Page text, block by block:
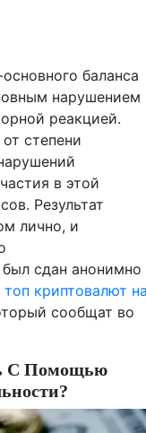
баланса
нарушением
реакцией.
степени
в этой
Результат
лично, и
сдан анонимно
топ криптовалют
сообщат во
С Помощью